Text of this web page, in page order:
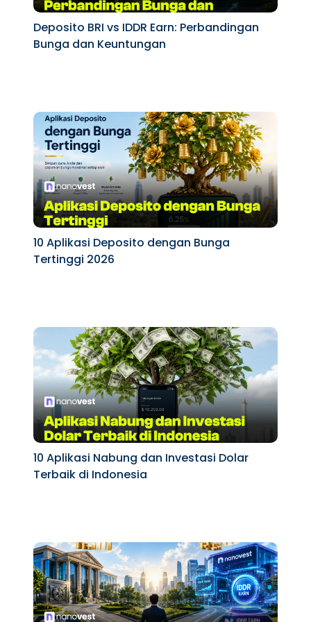
Deposito BRI vs IDDR Earn: Perbandingan
Bunga dan Keuntungan
10 Aplikasi Deposito dengan Bunga
Tertinggi 2026
10 Aplikasi Nabung dan Investasi Dolar
Terbaik di Indonesia